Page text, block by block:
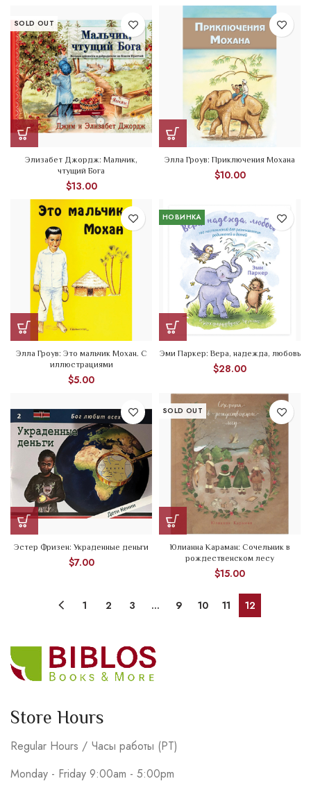
SOLD OUT
Элизабет Джордж: Мальчик,
чтущий Бога
$13.00
Элла Гроув: Приключения Мохана
$10.00
Элла Гроув: Это мальчик Мохан. С
иллюстрациями
$5.00
НОВИНКА
Эми Паркер: Вера, надежда, любовь
$28.00
Эстер Фризен: Украденные деньги
$7.00
SOLD OUT
Юлианна Караман: Сочельник в
рождественском лесу
$15.00
1 2 3 … 9 10 11 12
Store Hours
Regular Hours / Часы работы (PT)
Monday - Friday 9:00am - 5:00pm